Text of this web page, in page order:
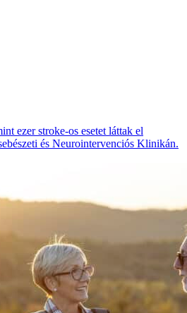
ezer stroke-os esetet láttak el
és Neurointervenciós Klinikán.